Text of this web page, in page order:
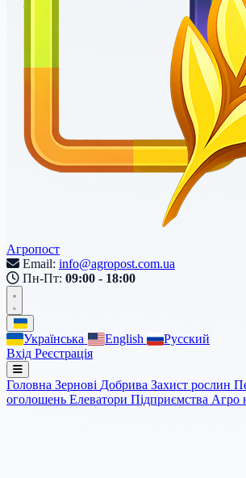
Агропост
Email: info@agropost.com.ua
Пн-Пт: 09:00 - 18:00
Українська English
Русский
Вхід Реєстрація
Головна Зернові Добрива Захист рослин
оголошень Елеватори Підприємства Агро